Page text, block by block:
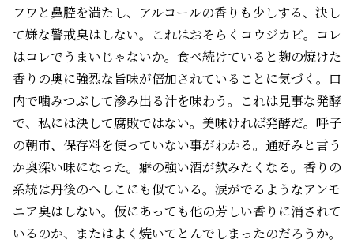
フワと鼻腔を満たし、アルコールの香りも少しする、決し
て嫌な警戒臭はしない。これはおそらくコウジカビ。コレ
はコレでうまいじゃないか。食べ続けていると麹の焼けた
香りの奥に強烈な旨味が倍加されていることに気づく。口
内で噛みつぶして滲み出る汁を味わう。これは見事な発酵
で、私には決して腐敗ではない。美味ければ発酵だ。呼子
の朝市、保存料を使っていない事がわかる。通好みと言う
か奥深い味になった。癖の強い酒が飲みたくなる。香りの
系統は丹後のへしこにも似ている。涙がでるようなアンモ
ニア臭はしない。仮にあっても他の芳しい香りに消されて
いるのか、またはよく焼いてとんでしまったのだろうか。